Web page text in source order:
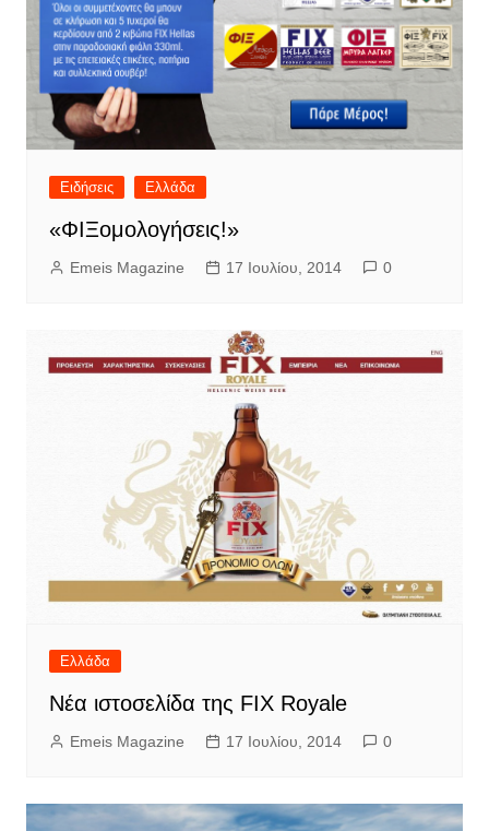
Ειδήσεις Ελλάδα
«ΦΙΞομολογήσεις!»
Emeis Magazine 17 Ιουλίου, 2014 0
Ελλάδα
Νέα ιστοσελίδα της FIX Royale
Emeis Magazine 17 Ιουλίου, 2014 0